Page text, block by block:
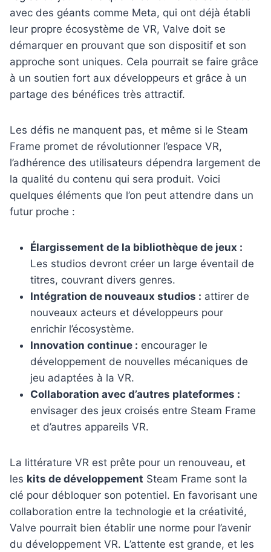
avec des géants comme Meta, qui ont déjà établi
leur propre écosystème de VR, Valve doit se
démarquer en prouvant que son dispositif et son
approche sont uniques. Cela pourrait se faire grâce
à un soutien fort aux développeurs et grâce à un
partage des bénéfices très attractif.
Les défis ne manquent pas, et même si le Steam
Frame promet de révolutionner l’espace VR,
l’adhérence des utilisateurs dépendra largement de
la qualité du contenu qui sera produit. Voici
quelques éléments que l’on peut attendre dans un
futur proche :
Élargissement de la bibliothèque de jeux :
Les studios devront créer un large éventail de
titres, couvrant divers genres.
Intégration de nouveaux studios : attirer de
nouveaux acteurs et développeurs pour
enrichir l’écosystème.
Innovation continue : encourager le
développement de nouvelles mécaniques de
jeu adaptées à la VR.
Collaboration avec d’autres plateformes :
envisager des jeux croisés entre Steam Frame
et d’autres appareils VR.
La littérature VR est prête pour un renouveau, et
les kits de développement Steam Frame sont la
clé pour débloquer son potentiel. En favorisant une
collaboration entre la technologie et la créativité,
Valve pourrait bien établir une norme pour l’avenir
du développement VR. L’attente est grande, et les